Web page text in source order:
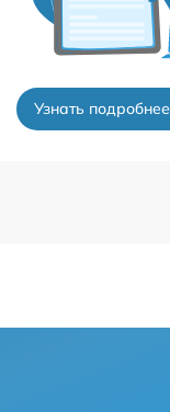
Узнать подробнее